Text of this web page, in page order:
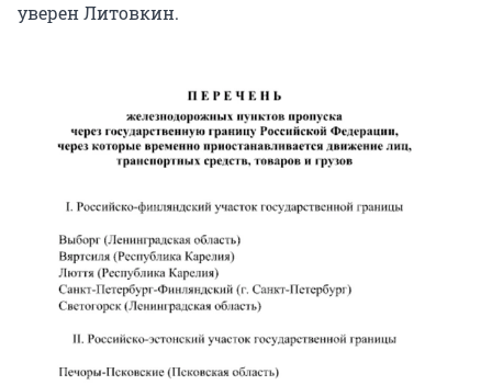
уверен Литовкин.